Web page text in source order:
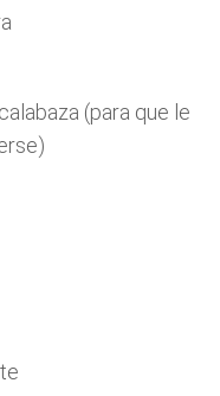
(para que le